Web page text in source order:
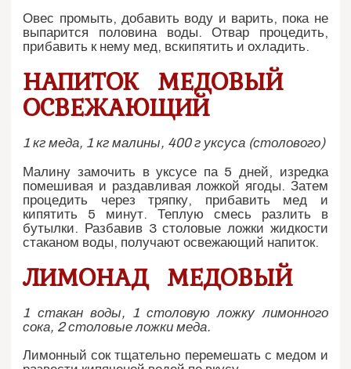
Овес промыть, добавить воду и варить, пока не
выпарится половина воды. Отвар процедить,
прибавить к нему мед, вскипятить и охладить.
НАПИТОК МЕДОВЫЙ
ОСВЕЖАЮЩИЙ
1 кг меда, 1 кг малины, 400 г уксуса (столового)
Малину замочить в уксусе па 5 дней, изредка
помешивая и раздавливая ложкой ягоды. Затем
процедить через тряпку, прибавить мед и
кипятить 5 минут. Теплую смесь разлить в
бутылки. Разбавив 3 столовые ложки жидкости
стаканом воды, получают освежающий напиток.
ЛИМОНАД МЕДОВЫЙ
1 стакан воды, 1 столовую ложку лимонного
сока, 2 столовые ложки меда.
Лимонный сок тщательно перемешать с медом и